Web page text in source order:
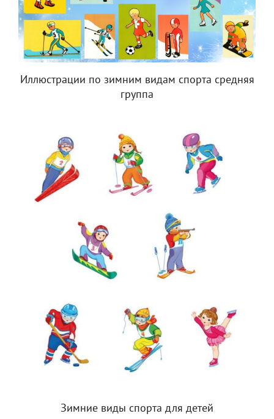
Иллюстрации по зимним видам спорта средняя
группа
Зимние виды спорта для детей